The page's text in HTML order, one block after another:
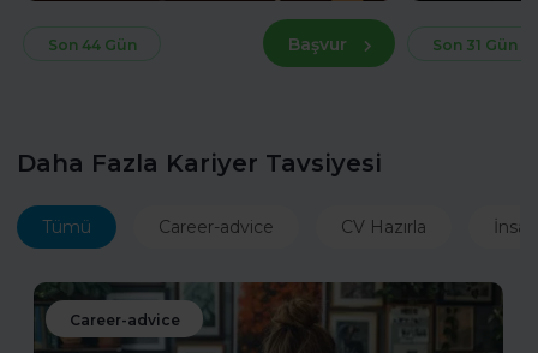
Son 44 Gün Başvur Son 31 Gün
Daha Fazla Kariyer Tavsiyesi
Tümü Career-advice CV Hazırla
Career-advice